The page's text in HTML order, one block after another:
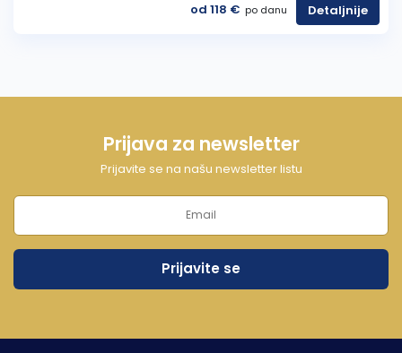
od 118 € po danu Detaljnije
Prijava za newsletter
Prijavite se na našu newsletter listu